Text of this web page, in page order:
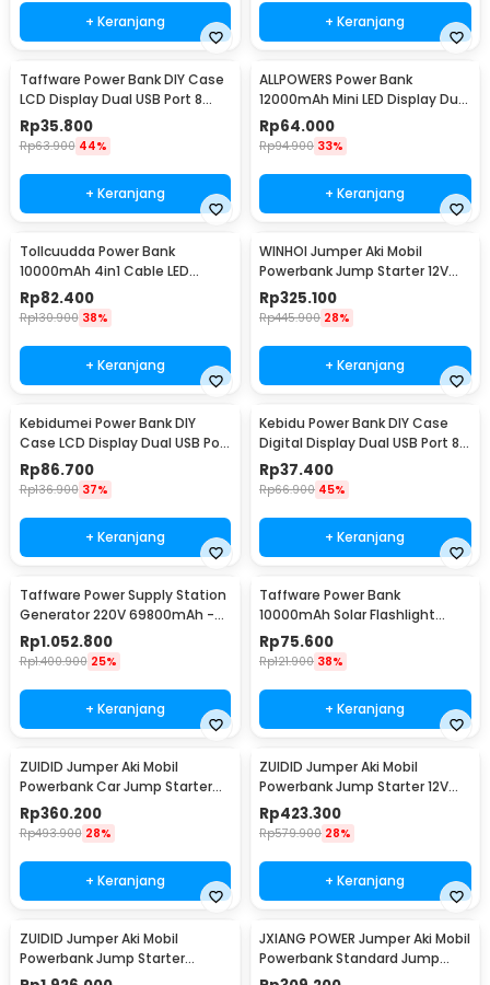
+ Keranjang + Keranjang
Taffware Power Bank DIY Case
LCD Display Dual USB Port 8
PCS 18650 - A8
Rp35.800
Rp63.900 44%
+ Keranjang
ALLPOWERS Power Bank
12000mAh Mini LED Display Dual
Port USB - S3000B
Rp64.000
Rp94.900 33%
+ Keranjang
Tollcuudda Power Bank
10000mAh 4in1 Cable LED
Flashlight USB Port - Tol1
Rp82.400
Rp130.900 38%
+ Keranjang
WINHOI Jumper Aki Mobil
Powerbank Jump Starter 12V
10000mAh 600A - JX27
Rp325.100
Rp445.900 28%
+ Keranjang
Kebidumei Power Bank DIY
Case LCD Display Dual USB Port
4 PCS 18650 - KA4
Rp86.700
Rp136.900 37%
+ Keranjang
Kebidu Power Bank DIY Case
Digital Display Dual USB Port 8
PCS 18650 - C18
Rp37.400
Rp66.900 45%
+ Keranjang
Taffware Power Supply Station
Generator 220V 69800mAh -
OKD180
Rp1.052.800
Rp1.400.900 25%
+ Keranjang
Taffware Power Bank
10000mAh Solar Flashlight
Waterproof Dual USB Port - PS-
P401
Rp75.600
Rp121.900 38%
+ Keranjang
ZUIDID Jumper Aki Mobil
Powerbank Car Jump Starter
12V 20000mAh 800A - R22
Rp360.200
Rp493.900 28%
+ Keranjang
ZUIDID Jumper Aki Mobil
Powerbank Jump Starter 12V
29800mAh - R26
Rp423.300
Rp579.900 28%
+ Keranjang
ZUIDID Jumper Aki Mobil
Powerbank Jump Starter
12V/24V 42000mAh 4000A -
JXIANG POWER Jumper Aki Mobil
Powerbank Standard Jump
Starter 10000mAh - JX57